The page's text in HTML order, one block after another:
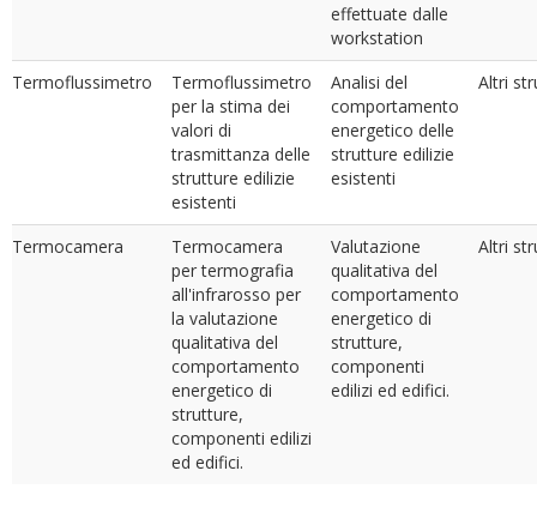
effettuate dalle
workstation
Termoflussimetro
Termoflussimetro
per la stima dei
valori di
trasmittanza delle
strutture edilizie
esistenti
Analisi del
comportamento
energetico delle
strutture edilizie
esistenti
Altri
Termocamera
Termocamera
per termografia
all'infrarosso per
la valutazione
qualitativa del
comportamento
energetico di
strutture,
componenti edilizi
ed edifici.
Valutazione
qualitativa del
comportamento
energetico di
strutture,
componenti
edilizi ed edifici.
Altri